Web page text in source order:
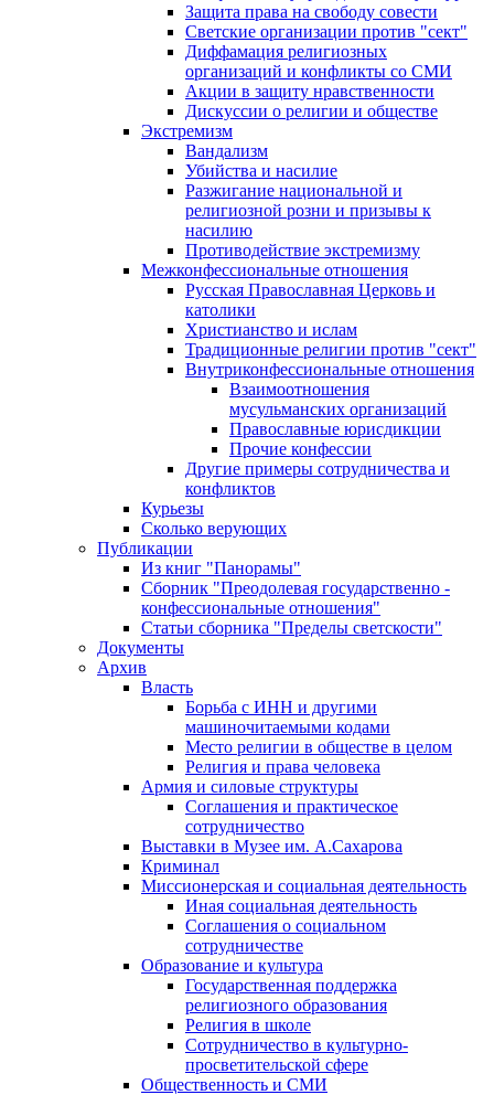
Защита права на свободу совести
Светские организации против "сект"
Диффамация религиозных
организаций и конфликты со СМИ
Акции в защиту нравственности
Дискуссии о религии и обществе
Экстремизм
Вандализм
Убийства и насилие
Разжигание национальной и
религиозной розни и призывы к
насилию
Противодействие экстремизму
Межконфессиональные отношения
Русская Православная Церковь и
католики
Христианство и ислам
Традиционные религии против "сект"
Внутриконфессиональные отношения
Взаимоотношения
мусульманских организаций
Православные юрисдикции
Прочие конфессии
Другие примеры сотрудничества и
конфликтов
Курьезы
Сколько верующих
Публикации
Из книг "Панорамы"
Сборник "Преодолевая государственно -
конфессиональные отношения"
Статьи сборника "Пределы светскости"
Документы
Архив
Власть
Борьба с ИНН и другими
машиночитаемыми кодами
Место религии в обществе в целом
Религия и права человека
Армия и силовые структуры
Соглашения и практическое
сотрудничество
Выставки в Музее им. А.Сахарова
Криминал
Миссионерская и социальная деятельность
Иная социальная деятельность
Соглашения о социальном
сотрудничестве
Образование и культура
Государственная поддержка
религиозного образования
Религия в школе
Сотрудничество в культурно-
просветительской сфере
Общественность и СМИ